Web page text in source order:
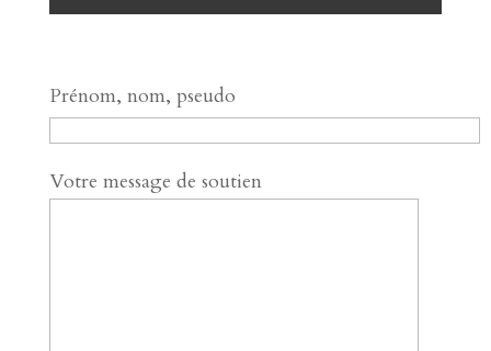
Prénom, nom, pseudo
Votre message de soutien